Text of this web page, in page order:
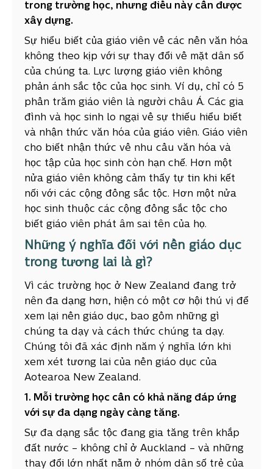
trong trường học, nhưng điều này cần được
xây dựng.
Sự hiểu biết của giáo viên về các nền văn hóa
không theo kịp với sự thay đổi về mặt dân số
của chúng ta. Lực lượng giáo viên không
phản ánh sắc tộc của học sinh. Ví dụ, chỉ có 5
phần trăm giáo viên là người châu Á. Các gia
đình và học sinh lo ngại về sự thiếu hiểu biết
và nhận thức văn hóa của giáo viên. Giáo viên
cho biết nhận thức về nhu cầu văn hóa và
học tập của học sinh còn hạn chế. Hơn một
nửa giáo viên không cảm thấy tự tin khi kết
nối với các cộng đồng sắc tộc. Hơn một nửa
học sinh thuộc các cộng đồng sắc tộc cho
biết giáo viên phát âm sai tên của họ.
Những ý nghĩa đối với nền giáo dục
trong tương lai là gì?
Vì các trường học ở New Zealand đang trở
nên đa dạng hơn, hiện có một cơ hội thú vị để
xem lại nền giáo dục, bao gồm những gì
chúng ta dạy và cách thức chúng ta dạy.
Chúng tôi đã xác định năm ý nghĩa lớn khi
xem xét tương lai của nền giáo dục của
Aotearoa New Zealand.
1. Mỗi trường học cần có khả năng đáp ứng
với sự đa dạng ngày càng tăng.
Sự đa dạng sắc tộc đang gia tăng trên khắp
đất nước – không chỉ ở Auckland – và những
thay đổi lớn nhất nằm ở nhóm dân số trẻ của